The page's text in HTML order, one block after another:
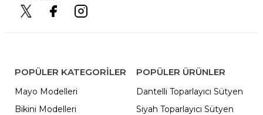
POPÜLER KATEGORILER
Mayo Modelleri
Bikini Modelleri
POPÜLER ÜRÜNLER
Dantelli Toparlayıcı Sütyen
Siyah Toparlayıcı Sütyen